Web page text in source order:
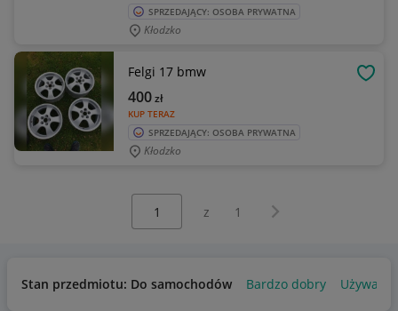
SPRZEDAJĄCY: OSOBA PRYWATNA
Kłodzko
Felgi 17 bmw
KUP TERAZ
400zł
SPRZEDAJĄCY: OSOBA PRYWATNA
Kłodzko
z 1 Następna strona
Stan przedmiotu: Do samochodów Bardzo dobry Używany